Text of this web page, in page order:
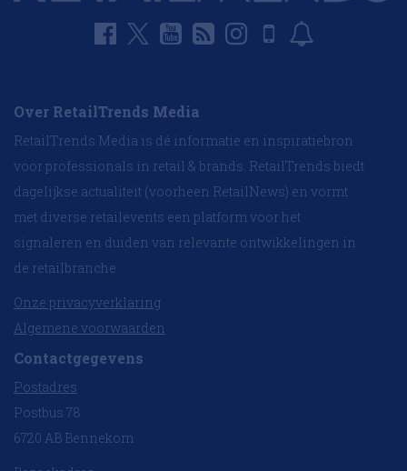
Over RetailTrends Media
RetailTrends Media is dé informatie en inspiratiebron
voor professionals in retail & brands. RetailTrends biedt
dagelijkse actualiteit (voorheen RetailNews) en vormt
met diverse retailevents een platform voor het
signaleren en duiden van relevante ontwikkelingen in
de retailbranche.
Onze privacyverklaring
Algemene voorwaarden
Contactgegevens
Postadres
Postbus 78
6720 AB Bennekom